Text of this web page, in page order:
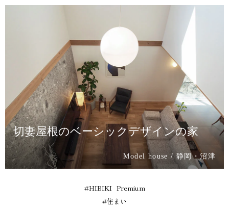
切妻屋根のベーシックデザインの家
Model house / 静岡・沼津
#HIBIKI Premium
#住まい